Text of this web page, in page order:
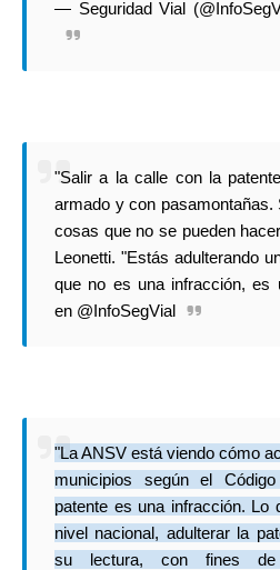
— Seguridad Vial
"Salir a la calle con la
armado y con
cosas que no se pueden
Leonetti. "Estás adulterando
que no es una infracción, es
en @InfoSegVial
"La ANSV está viendo cómo
municipios según el
patente es una infracción. Lo
nivel nacional, adulterar la
su lectura, con fines